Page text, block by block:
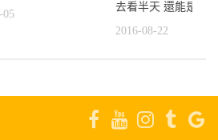
05
去看半天 還能是safe
2016-08-22